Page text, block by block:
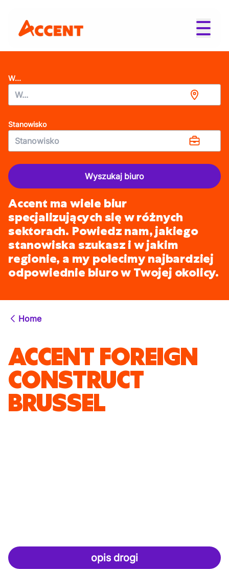
W...
Stanowisko
Wyszukaj biuro
Accent ma wiele biur
specjalizujących się w różnych
sektorach. Powiedz nam, jakiego
stanowiska szukasz i w jakim
regionie, a my polecimy najbardziej
odpowiednie biuro w Twojej okolicy.
Home
ACCENT FOREIGN
CONSTRUCT
BRUSSEL
opis drogi